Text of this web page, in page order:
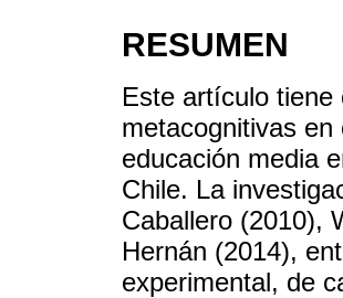
RESUMEN
Este artículo tiene
metacognitivas
educación media
Chile. La
Caballero (2010),
Hernán (2014),
experimental, de